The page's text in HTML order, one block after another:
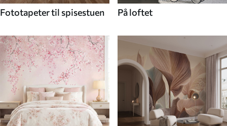
Fototapeter til spisestuen På loftet